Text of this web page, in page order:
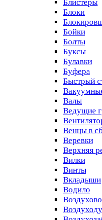
Блистеры
Блоки
Бойки
Болты
Буксы
Булавки
Буфера
Быстрый
Валы
Ведущие
Венцы в
Веревки
Верхняя
Вилки
Винты
Вкладыши
Водило